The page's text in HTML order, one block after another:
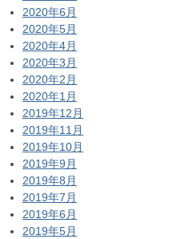
2020年6月
2020年5月
2020年4月
2020年3月
2020年2月
2020年1月
2019年12月
2019年11月
2019年10月
2019年9月
2019年8月
2019年7月
2019年6月
2019年5月